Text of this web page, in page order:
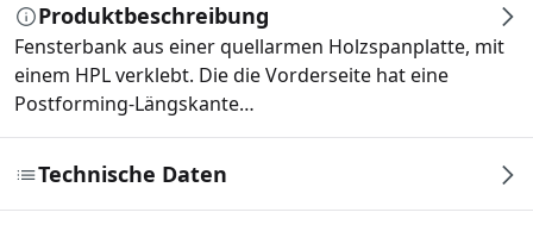
Produktbeschreibung
Fensterbank aus einer quellarmen Holzspanplatte, mit
einem HPL verklebt. Die die Vorderseite hat eine
Postforming-Längskante…
Technische Daten